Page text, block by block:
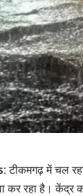
टीकमगढ़ में चल
कर रहा है। केंद्र